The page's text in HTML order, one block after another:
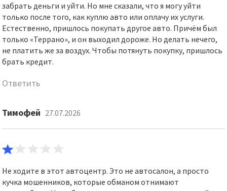
забрать деньги и уйти. Но мне сказали, что я могу уйти
только после того, как куплю авто или оплачу их услуги.
Естественно, пришлось покупать другое авто. Причём был
только «Террано», и он выходил дороже. Но делать нечего,
не платить же за воздух. Чтобы потянуть покупку, пришлось
брать кредит.
Ответить
Тимофей 27.07.2026
Не ходите в этот автоцентр. Это не автосалон, а просто
кучка мошенников, которые обманом отнимают